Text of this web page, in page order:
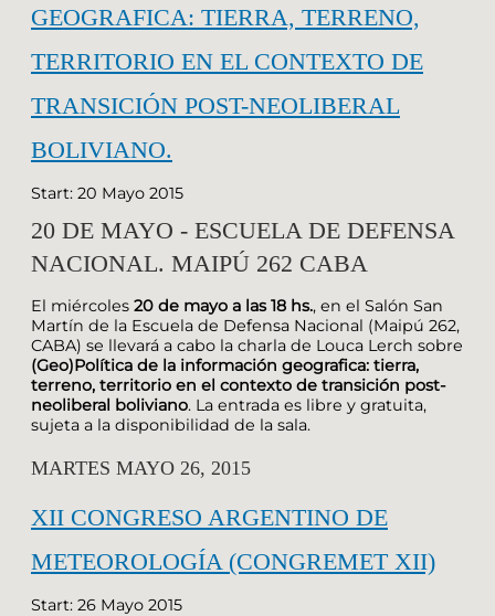
GEOGRAFICA: TIERRA, TERRENO,
TERRITORIO EN EL CONTEXTO DE
TRANSICIÓN POST-NEOLIBERAL
BOLIVIANO.
Start: 20 Mayo 2015
20 DE MAYO - ESCUELA DE DEFENSA
NACIONAL. MAIPÚ 262 CABA
El miércoles 20 de mayo a las 18 hs., en el Salón San
Martín de la Escuela de Defensa Nacional (Maipú 262,
CABA) se llevará a cabo la charla de Louca Lerch sobre
(Geo)Política de la información geografica: tierra,
terreno, territorio en el contexto de transición post-
neoliberal boliviano. La entrada es libre y gratuita,
sujeta a la disponibilidad de la sala.
MARTES MAYO 26, 2015
XII CONGRESO ARGENTINO DE
METEOROLOGÍA (CONGREMET XII)
Start: 26 Mayo 2015